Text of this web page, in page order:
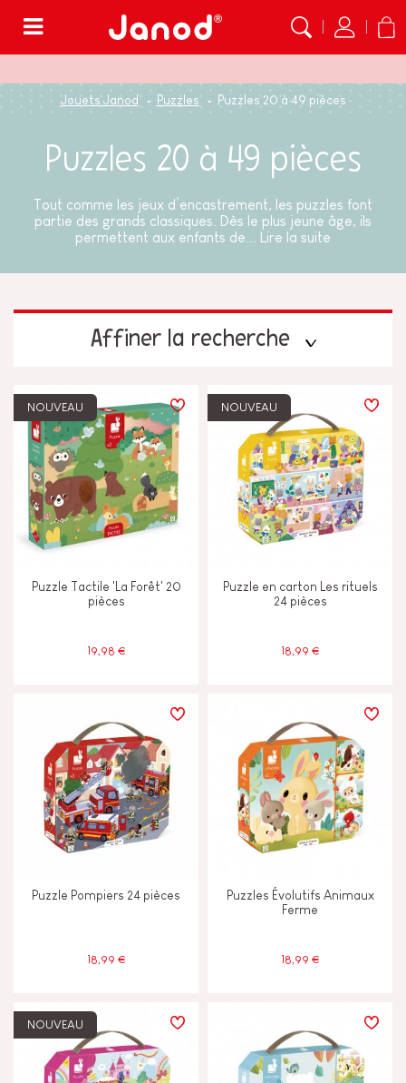
Jouets Janod Puzzles Puzzles 20 à 49 pièces
Puzzles 20 à 49 pièces
Tout comme les jeux d’encastrement, les puzzles font
partie des grands classiques. Dès le plus jeune âge, ils
permettent aux enfants de...
Lire la suite
Affiner la recherche
TYPES D'APPRENTISSAGE
Construire & concevoir
Découvrir & expérimenter
Echanger & partager
Toucher voir & entendre
CARACTÉRISTIQUES
Tactile
ÂGES
2-3 2 - 3 ans
NOUVEAU
Puzzle Tactile 'La Forêt' 20
pièces
19,98 €
NOUVEAU
Puzzle en carton Les rituels
24 pièces
18,99 €
Puzzle Pompiers 24 pièces
18,99 €
Puzzles Évolutifs Animaux
Ferme
18,99 €
NOUVEAU